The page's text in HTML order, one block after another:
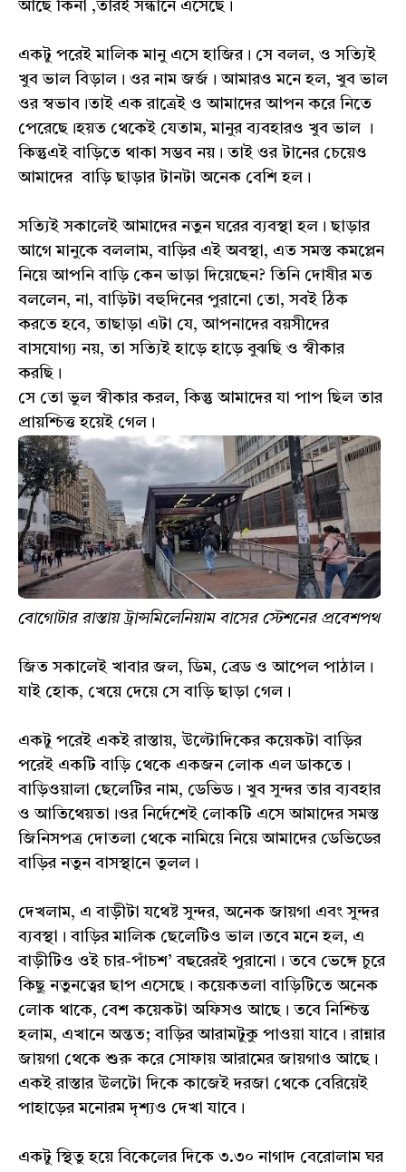
আছে কিনা ,তারই সন্ধানে এসেছে।
একটু পরেই মালিক মানু এসে হাজির। সে বলল, ও সত্যিই
খুব ভাল বিড়াল। ওর নাম জর্জ। আমারও মনে হল, খুব ভাল
ওর স্বভাব।তাই এক রাত্রেই ও আমাদের আপন করে নিতে
পেরেছে।হয়ত থেকেই যেতাম, মানুর ব্যবহারও খুব ভাল ।
কিন্তুএই বাড়িতে থাকা সম্ভব নয়। তাই ওর টানের চেয়েও
আমাদের বাড়ি ছাড়ার টানটা অনেক বেশি হল।
সত্যিই সকালেই আমাদের নতুন ঘরের ব্যবস্থা হল। ছাড়ার
আগে মানুকে বললাম, বাড়ির এই অবস্থা, এত সমস্ত কমপ্লেন
নিয়ে আপনি বাড়ি কেন ভাড়া দিয়েছেন? তিনি দোষীর মত
বললেন, না, বাড়িটা বহুদিনের পুরানো তো, সবই ঠিক
করতে হবে, তাছাড়া এটা যে, আপনাদের বয়সীদের
বাসযোগ্য নয়, তা সত্যিই হাড়ে হাড়ে বুঝছি ও স্বীকার
করছি।
সে তো ভুল স্বীকার করল, কিন্তু আমাদের যা পাপ ছিল তার
প্রায়শ্চিত্ত হয়েই গেল।
বোগোটার রাস্তায় ট্রান্সমিলেনিয়াম বাসের স্টেশনের প্রবেশপথ
জিত সকালেই খাবার জল, ডিম, ব্রেড ও আপেল পাঠাল।
যাই হোক, খেয়ে দেয়ে সে বাড়ি ছাড়া গেল।
একটু পরেই একই রাস্তায়, উল্টোদিকের কয়েকটা বাড়ির
পরেই একটি বাড়ি থেকে একজন লোক এল ডাকতে।
বাড়িওয়ালা ছেলেটির নাম, ডেভিড। খুব সুন্দর তার ব্যবহার
ও আতিথেয়তা।ওর নির্দেশেই লোকটি এসে আমাদের সমস্ত
জিনিসপত্র দোতলা থেকে নামিয়ে নিয়ে আমাদের ডেভিডের
বাড়ির নতুন বাসস্থানে তুলল।
দেখলাম, এ বাড়ীটা যথেষ্ট সুন্দর, অনেক জায়গা এবং সুন্দর
ব্যবস্থা। বাড়ির মালিক ছেলেটিও ভাল।তবে মনে হল, এ
বাড়ীটিও ওই চার-পাঁচশ’ বছরেরই পুরানো। তবে ভেঙ্গে চুরে
কিছু নতুনত্বের ছাপ এসেছে। কয়েকতলা বাড়িটিতে অনেক
লোক থাকে, বেশ কয়েকটা অফিসও আছে। তবে নিশ্চিন্ত
হলাম, এখানে অন্তত; বাড়ির আরামটুকু পাওয়া যাবে। রান্নার
জায়গা থেকে শুরু করে সোফায় আরামের জায়গাও আছে।
একই রাস্তার উলটো দিকে কাজেই দরজা থেকে বেরিয়েই
পাহাড়ের মনোরম দৃশ্যও দেখা যাবে।
একটু স্থিতু হয়ে বিকেলের দিকে ৩.৩০ নাগাদ বেরোলাম ঘর